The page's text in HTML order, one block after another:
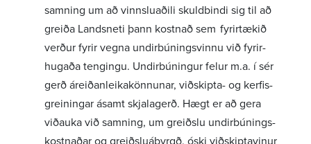
samning um að vinnslu­aðili skuld­bindi sig til að
greiða Landsneti þann kostnað sem fyrir­tækið
verður fyrir vegna undir­bún­ings­vinnu við fyrir­
hugaða teng­ingu. Undir­bún­ingur felur m.a. í sér
gerð áreið­an­leika­könn­unar, viðskipta- og kerf­is­
grein­ingar ásamt skjala­gerð. Hægt er að gera
viðauka við samn­ing, um greiðslu undir­bún­ings­